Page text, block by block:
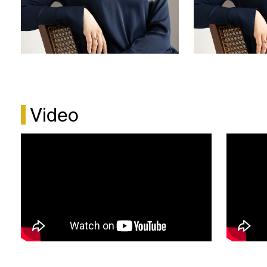
i originalproduktionen vid Den Norske Opera.
Sommaren 2025 sjunger hon Sophie i Werther vid
Roslagens Sommaropera i Österbybruk.
Drottningholms Slottsteater, där hon var cover för
rollen som Titania i Purcells A Midsummer Night’s
Dream. Samma år sjöng hon Micaëla i Operavivas
konserter. Under Operahögskolans
examensproduktion på Wermland Opera våren
Video